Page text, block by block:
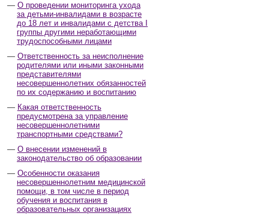
О проведении мониторинга ухода
за детьми-инвалидами в возрасте
до 18 лет и инвалидами с детства I
группы другими неработающими
трудоспособными лицами
Ответственность за неисполнение
родителями или иными законными
представителями
несовершеннолетних обязанностей
по их содержанию и воспитанию
Какая ответственность
предусмотрена за управление
несовершеннолетними
транспортными средствами?
О внесении изменений в
законодательство об образовании
Особенности оказания
несовершеннолетним медицинской
помощи, в том числе в период
обучения и воспитания в
образовательных организациях